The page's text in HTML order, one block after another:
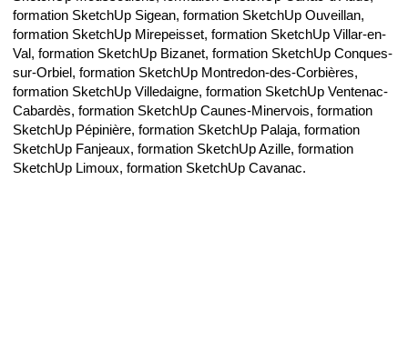
formation SketchUp Sigean, formation SketchUp Ouveillan,
formation SketchUp Mirepeisset, formation SketchUp Villar-en-
Val, formation SketchUp Bizanet, formation SketchUp Conques-
sur-Orbiel, formation SketchUp Montredon-des-Corbières,
formation SketchUp Villedaigne, formation SketchUp Ventenac-
Cabardès, formation SketchUp Caunes-Minervois, formation
SketchUp Pépinière, formation SketchUp Palaja, formation
SketchUp Fanjeaux, formation SketchUp Azille, formation
SketchUp Limoux, formation SketchUp Cavanac.